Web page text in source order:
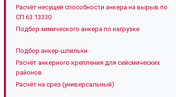
Расчёт несущей способности анкера на вырыв по
СП 63.13330
Подбор химического анкера по нагрузке
Подбор анкер-шпильки
Расчёт анкерного крепления для сейсмических
районов
Расчёт на срез (универсальный)